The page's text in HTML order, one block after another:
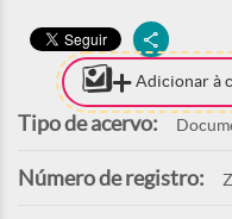
Adicionar à
Tipo de acervo:
Número de registro: